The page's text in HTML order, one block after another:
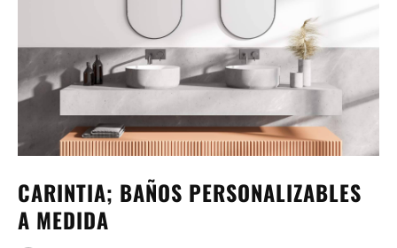
CARINTIA; BAÑOS PERSONALIZABLES
A MEDIDA